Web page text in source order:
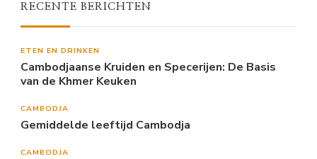
RECENTE BERICHTEN
ETEN EN DRINKEN
Cambodjaanse Kruiden en Specerijen: De Basis
van de Khmer Keuken
CAMBODJA
Gemiddelde leeftijd Cambodja
CAMBODJA